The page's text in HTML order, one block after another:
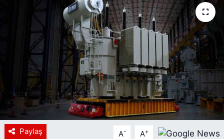
Paylaş A- A+
Siyaset
YEREL HABER
Haberde insan
Tanıtım